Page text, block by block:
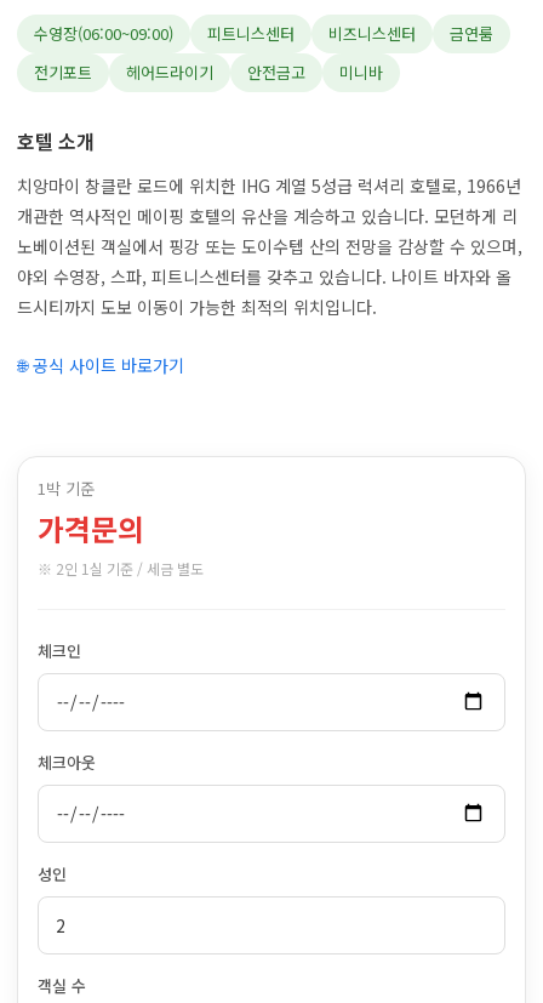
수영장(06:00~09:00) 피트니스센터 비즈니스센터
금연룸
전기포트
헤어드라이기 안전금고 미니바
호텔 소개
치앙마이 창클란 로드에 위치한 IHG 계열 5성급 럭셔리 호텔로, 1966년
개관한 역사적인 메이핑 호텔의 유산을 계승하고 있습니다. 모던하게 리
노베이션된 객실에서 핑강 또는 도이수텝 산의 전망을 감상할 수 있으며,
야외 수영장, 스파, 피트니스센터를 갖추고 있습니다. 나이트 바자와 올
드시티까지 도보 이동이 가능한 최적의 위치입니다.
🌐 공식 사이트 바로가기
1박 기준
가격문의
※ 2인 1실 기준 / 세금 별도
체크인
체크아웃
성인
객실 수